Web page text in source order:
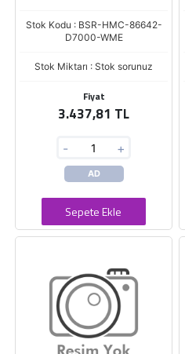
Stok Kodu : BSR-HMC-86642-
D7000-WME
Stok Miktarı : Stok sorunuz
Fiyat
3.437,81 TL
- +
AD
Sepete Ekle